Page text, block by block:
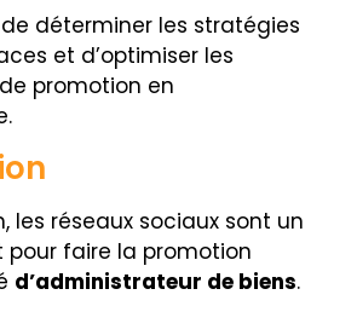
déterminer les stratégies
et d’optimiser les
promotion en
les réseaux sociaux sont un
pour faire la promotion
d’administrateur de biens.